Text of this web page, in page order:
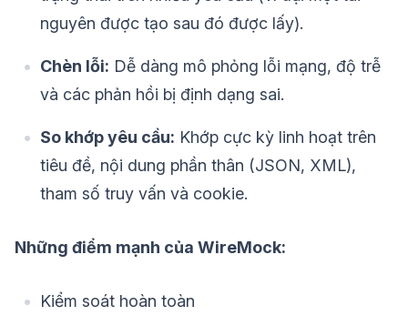
nguyên được tạo sau đó được lấy).
Chèn lỗi: Dễ dàng mô phỏng lỗi mạng, độ trễ
và các phản hồi bị định dạng sai.
So khớp yêu cầu: Khớp cực kỳ linh hoạt trên
tiêu đề, nội dung phần thân (JSON, XML),
tham số truy vấn và cookie.
Những điểm mạnh của WireMock:
Kiểm soát hoàn toàn